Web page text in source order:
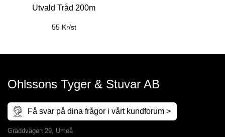
Utvald Tråd 200m
55 Kr/st
Ohlssons Tyger & Stuvar AB
Få svar på dina frågor i vårt kundforum >
Gräddvägen 29, Umeå